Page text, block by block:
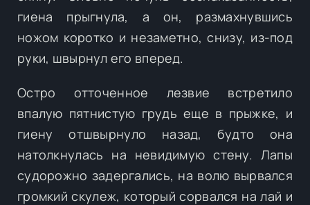
гиена прыгнула, а он, размахнувшись
ножом коротко и незаметно, снизу, из-под
руки, швырнул его вперед.
Остро отточенное лезвие встретило
впалую пятнистую грудь еще в прыжке, и
гиену отшвырнуло назад, будто она
натолкнулась на невидимую стену. Лапы
судорожно задергались, на волю вырвался
громкий скулеж, который сорвался на лай и